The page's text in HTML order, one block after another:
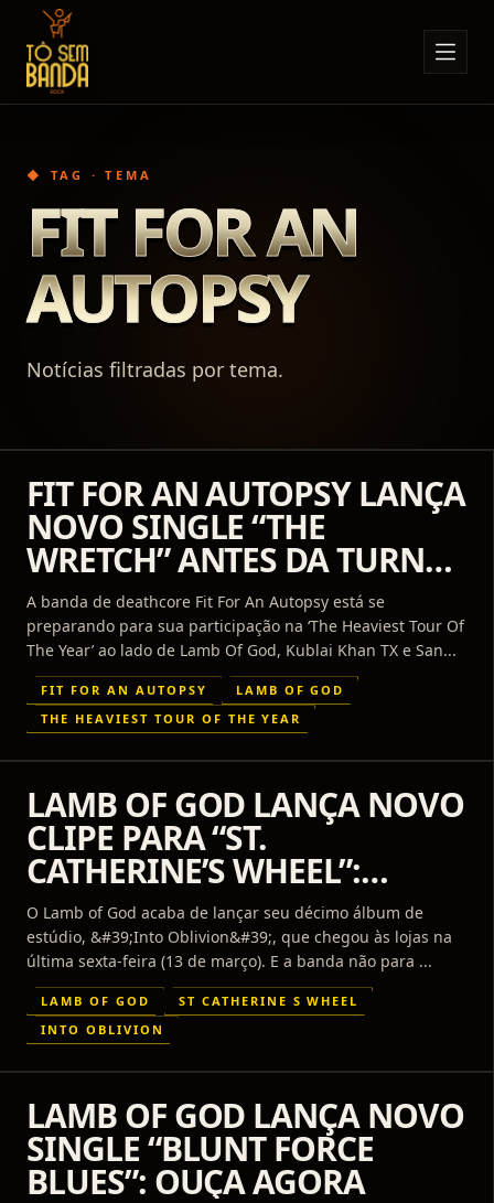
Sobre Nós
Notícias
Eventos
Contato
◆ TAG · TEMA
FIT FOR AN
AUTOPSY
Notícias filtradas por tema.
FIT FOR AN AUTOPSY LANÇA
NOVO SINGLE “THE
WRETCH” ANTES DA TURNÊ
COM LAMB OF GOD
A banda de deathcore Fit For An Autopsy está se
preparando para sua participação na ‘The Heaviest Tour Of
The Year’ ao lado de Lamb Of God, Kublai Khan TX e San...
FIT FOR AN AUTOPSY
LAMB OF GOD
THE HEAVIEST TOUR OF THE YEAR
LAMB OF GOD LANÇA NOVO
CLIPE PARA “ST.
CATHERINE’S WHEEL”:
ASSISTA
O Lamb of God acaba de lançar seu décimo álbum de
estúdio, &#39;Into Oblivion&#39;, que chegou às lojas na
última sexta-feira (13 de março). E a banda não para ...
LAMB OF GOD
ST CATHERINE S WHEEL
INTO OBLIVION
LAMB OF GOD LANÇA NOVO
SINGLE “BLUNT FORCE
BLUES”: OUÇA AGORA